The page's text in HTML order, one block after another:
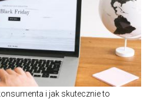
i jak skutecznie to